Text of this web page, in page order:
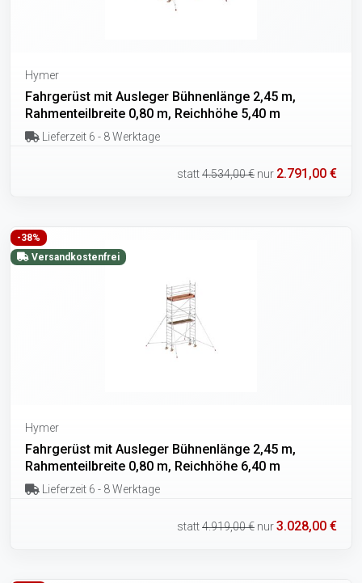
Hymer
Fahrgerüst mit Ausleger Bühnenlänge 2,45 m,
Rahmenteilbreite 0,80 m, Reichhöhe 5,40 m
Lieferzeit 6 - 8 Werktage
statt4.534,00 € nur 2.791,00 €
-38%
Versandkostenfrei
Hymer
Fahrgerüst mit Ausleger Bühnenlänge 2,45 m,
Rahmenteilbreite 0,80 m, Reichhöhe 6,40 m
Lieferzeit 6 - 8 Werktage
statt4.919,00 € nur3.028,00 €